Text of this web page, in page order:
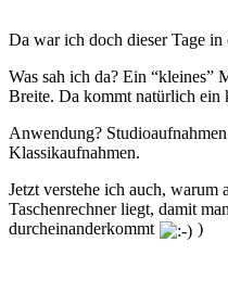
Da war ich doch dieser Tage in
Was sah ich da? Ein “kleines”
Breite. Da kommt natürlich ein
Anwendung?
Klassikaufnahmen.
Jetzt verstehe ich auch, warum
Taschenrechner liegt, damit
durcheinanderkommt
)